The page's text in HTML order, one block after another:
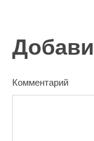
Комментарий